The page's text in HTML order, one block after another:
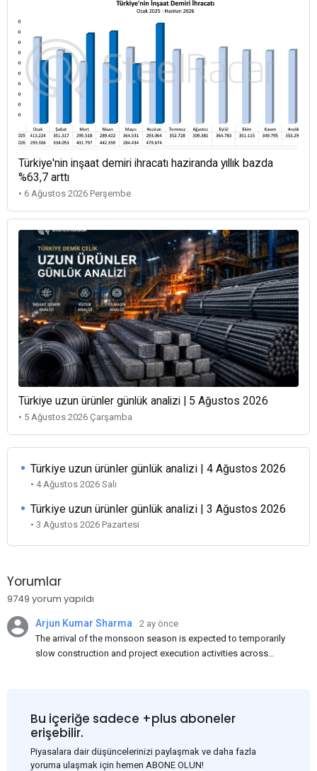
Türkiye'nin inşaat demiri ihracatı haziranda yıllık bazda
%63,7 arttı
• 6 Ağustos 2026 Perşembe
Türkiye uzun ürünler günlük analizi | 5 Ağustos 2026
• 5 Ağustos 2026 Çarşamba
Türkiye uzun ürünler günlük analizi | 4 Ağustos 2026
• 4 Ağustos 2026 Salı
Türkiye uzun ürünler günlük analizi | 3 Ağustos 2026
• 3 Ağustos 2026 Pazartesi
Yorumlar
9749 yorum yapıldı
Arjun Kumar Sharma
2 ay önce
The arrival of the monsoon season is expected to temporarily
slow construction and project execution activities across
and rural construction projects is expected to provide support
to the market despite seasonal disruptions caused by heavy
rainfall.
Bu içeriğe sadece +plus aboneler
erişebilir.
Piyasalara dair düşüncelerinizi paylaşmak ve daha fazla
yoruma ulaşmak için hemen ABONE OLUN!